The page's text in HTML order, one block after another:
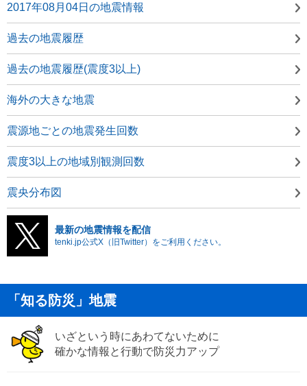
2017年08月04日の地震情報
過去の地震履歴
過去の地震履歴(震度3以上)
海外の大きな地震
震源地ごとの地震発生回数
震度3以上の地域別観測回数
震央分布図
最新の地震情報を配信
tenki.jp公式X（旧Twitter）をご利用ください。
「知る防災」地震
いざという時にあわてないために
確かな情報と行動で防災力アップ